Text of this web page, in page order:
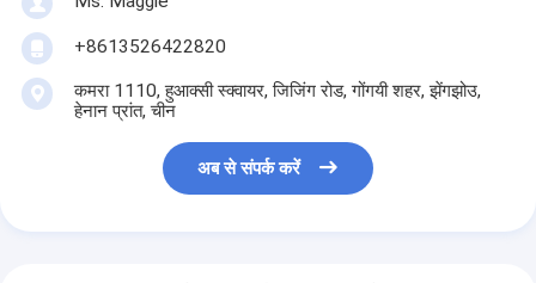
+8613526422820
कमरा 1110, हुआक्सी स्क्वायर, जिजिंग रोड, गोंगयी शहर, झेंगझोउ,
हेनान प्रांत, चीन
अब से संपर्क करें